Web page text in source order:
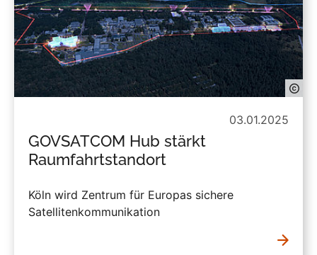
03.01.2025
GOVSATCOM Hub stärkt
Raumfahrtstandort
Köln wird Zentrum für Europas sichere
Satellitenkommunikation